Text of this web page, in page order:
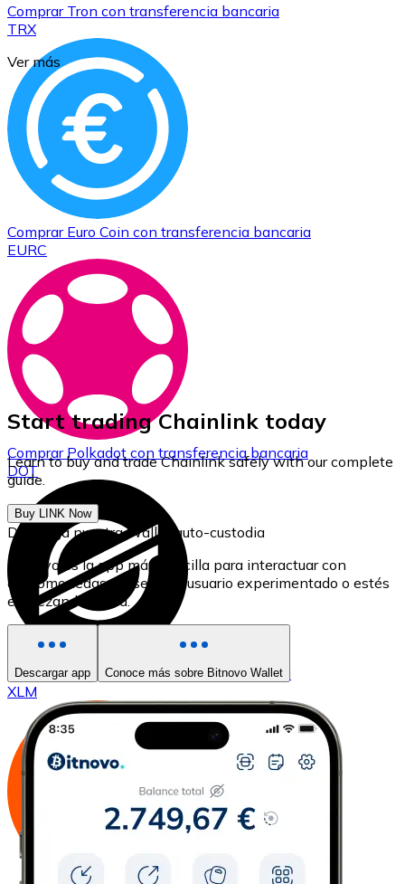
Comprar Tron con transferencia bancaria
TRX
Comprar Euro Coin con transferencia bancaria
EURC
ComprarPolkadot con transferencia bancaria
DOT
ComprarStellarcon transferencia bancaria
XLM
Ver más
Start trading Chainlink today
Learn to buy and trade Chainlink safely with our complete
guide.
Buy LINK Now
Descarga nuestra Wallet auto-custodia
Bitnovo es la app más sencilla para interactuar con
criptomonedas, ya seas un usuario experimentado o estés
empezando ahora.
Descargar app Conoce más sobre Bitnovo Wallet